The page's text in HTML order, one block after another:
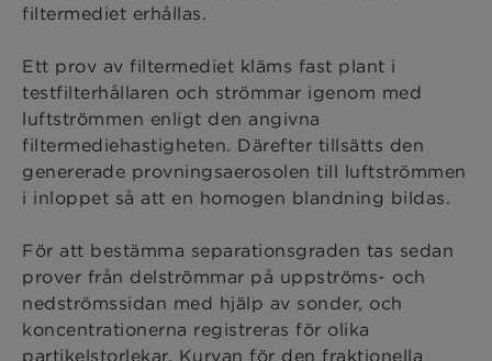
filtermediet erhållas.
Ett prov av filtermediet kläms fast plant i
testfilterhållaren och strömmar igenom med
luftströmmen enligt den angivna
filtermediehastigheten. Därefter tillsätts den
genererade provningsaerosolen till luftströmmen
i inloppet så att en homogen blandning bildas.
För att bestämma separationsgraden tas sedan
prover från delströmmar på uppströms- och
nedströmssidan med hjälp av sonder, och
koncentrationerna registreras för olika
partikelstorlekar. Kurvan för den fraktionella